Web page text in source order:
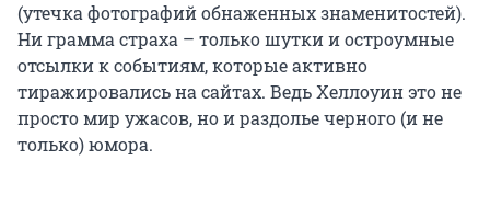
(утечка фотографий обнаженных знаменитостей).
Ни грамма страха – только шутки и остроумные
отсылки к событиям, которые активно
тиражировались на сайтах. Ведь Хеллоуин это не
просто мир ужасов, но и раздолье черного (и не
только) юмора.